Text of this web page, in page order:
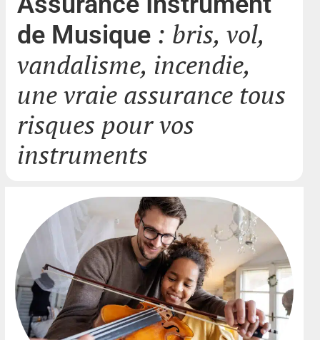
de Musique : bris, vol,
vandalisme, incendie,
une vraie assurance tous
risques pour vos
instruments